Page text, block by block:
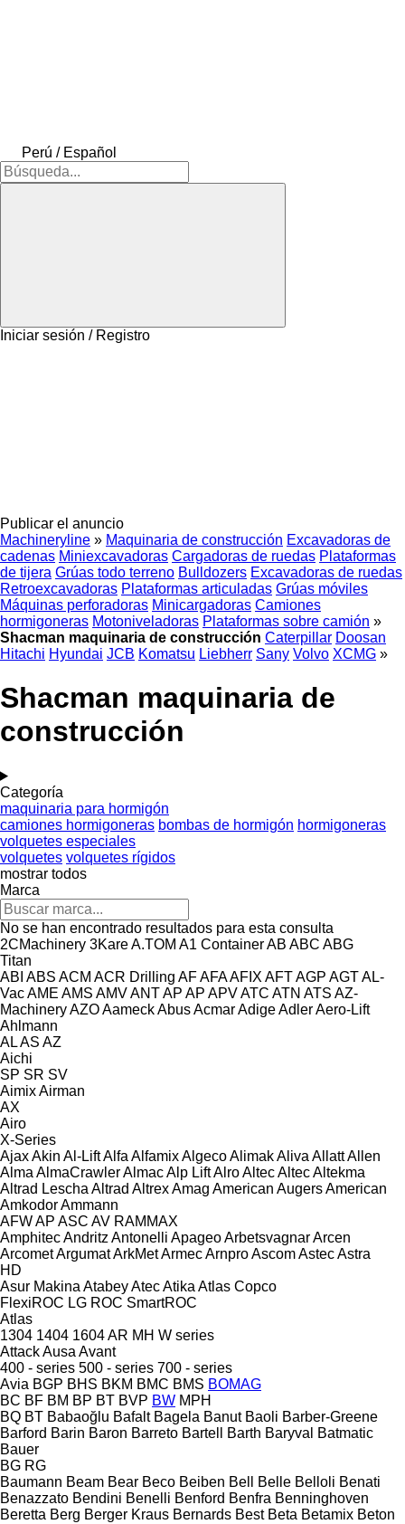
Perú / Español
Iniciar sesión / Registro
Publicar el anuncio
Machineryline » Maquinaria de construcción Excavadoras de
cadenas Miniexcavadoras Cargadoras de ruedas Plataformas
de tijera Grúas todo terreno Bulldozers Excavadoras de ruedas
Retroexcavadoras Plataformas articuladas Grúas móviles
Máquinas perforadoras Minicargadoras Camiones
hormigoneras Motoniveladoras Plataformas sobre camión »
Shacman maquinaria de construcción Caterpillar Doosan
Hitachi Hyundai JCB Komatsu Liebherr Sany Volvo XCMG »
Shacman maquinaria de
construcción
Categoría
maquinaria para hormigón
camiones hormigoneras bombas de hormigón hormigoneras
volquetes especiales
volquetes volquetes rígidos
mostrar todos
Marca
No se han encontrado resultados para esta consulta
2CMachinery 3KareA.TOM A1 ContainerAB ABC ABG
Titan
ABI ABS ACM ACR Drilling AFAFAAFIX AFTAGP AGTAL-
VacAME AMS AMVANTAP AP APVATC ATN ATS AZ-
MachineryAZOAameckAbusAcmarAdigeAdlerAero-Lift
Ahlmann
ALAS AZ
Aichi
SP SR SV
AimixAirman
AX
Airo
X-Series
AjaxAkin Al-LiftAlfa AlfamixAlgecoAlimakAliva AllattAllen
Alma AlmaCrawlerAlmacAlp LiftAlroAltecAltecAltekma
Altrad Lescha Altrad AltrexAmag American AugersAmerican
AmkodorAmmann
AFWAP ASC AV RAMMAX
AmphitecAndritz Antonelli ApageoArbetsvagnarArcen
ArcometArgumatArkMetArmecArnproAscomAstecAstra
HD
Asur Makina AtabeyAtecAtika Atlas Copco
FlexiROC LG ROC SmartROC
Atlas
1304 1404 1604AR MH W series
AttackAusa Avant
400 - series 500 - series 700 - series
Avia BGP BHS BKM BMC BMS BOMAG
BC BF BM BP BT BVP BW MPH
BQ BT Babaoğlu Bafalt Bagela Banut Baoli Barber-Greene
Barford Barin Baron Barreto Bartell Barth Baryval
Batmatic
Bauer
BG RG
Baumann Beam Bear Beco Beiben Bell Belle Belloli Benati
Benazzato Bendini Benelli Benford Benfra Benninghoven
Beretta Berg Berger Kraus Bernards Best Beta Betamix Beton